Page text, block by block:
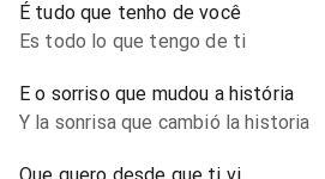
É tudo que tenho de você
Es todo lo que tengo de ti
E o sorriso que mudou a história
Y la sonrisa que cambió la historia